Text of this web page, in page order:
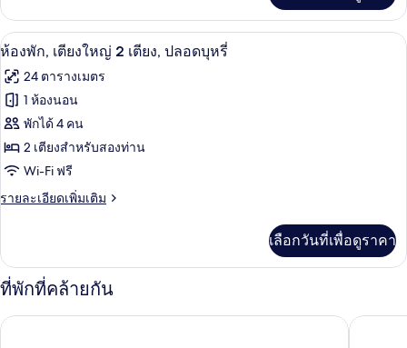
In
Shower)
(Roll-
In
Shower)
ควีน
ไซส์
1
เตียง,
ปลอด
บุหรี่
เกี่ยว
กับ
ห้อง
เตียง
ควีน
ไซส์
เตียง,
ปลอด
บุหรี่
เปิด
ภาพถ่าย
ทั้งหมด
ของ
ห้อง
พัก,
เตียง
2
เตียง,
ปลอด
บุหรี่
ห้องพัก, เตียงใหญ่ 2 เตียง, ปลอดบุหรี่
8
ห้องพัก, เตียงใหญ่ 2 เตียง, ปลอดบุหรี่
24 ตารางเมตร
1 ห้องนอน
พักได้ 4 คน
2 เตียงสำหรับสองท่าน
Wi-Fi ฟรี
รายละเอียดเพิ่มเติม
ราย
เกี่ยว
กับ
ห้อง
พัก,
เตียง
เลือกวันที่เพื่อดูราคา
ที่พักที่คล้ายกัน
สลีปอินน์ ใกล้บุชการ์เด้นส์/USF ลากินตา